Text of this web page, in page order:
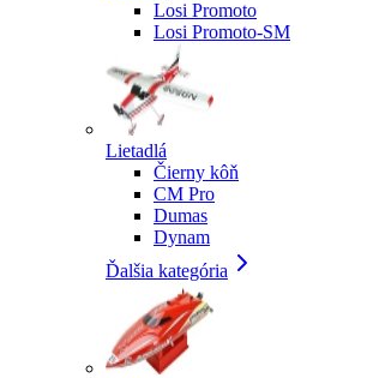
Losi Promoto
Losi Promoto-SM
Lietadlá
Čierny kôň
CM Pro
Dumas
Dynam
Ďalšia kategória